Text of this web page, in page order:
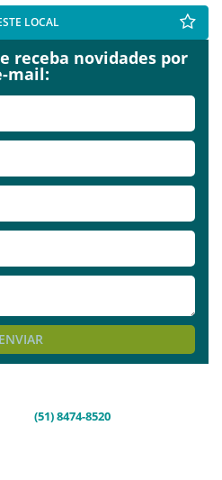
LOCAL
receba novidades por
mail:
ENVIAR
(51) 8474-8520